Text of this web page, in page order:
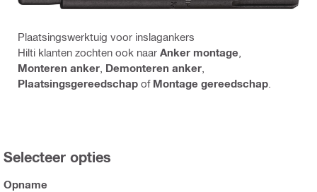
Plaatsingswerktuig voor inslagankers
Hilti klanten zochten ook naar Anker montage
Monteren anker Demonteren anker
Plaatsingsgereedschap of Montage gereedschap
Selecteer opties
Opname